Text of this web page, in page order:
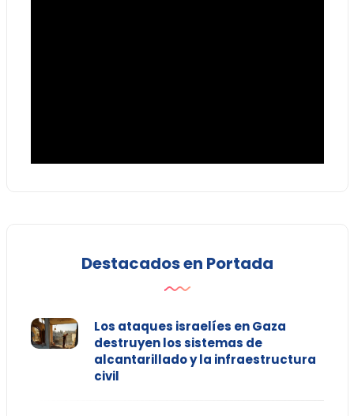
Destacados en Portada
Los ataques israelíes en Gaza
destruyen los sistemas de
alcantarillado y la infraestructura
civil